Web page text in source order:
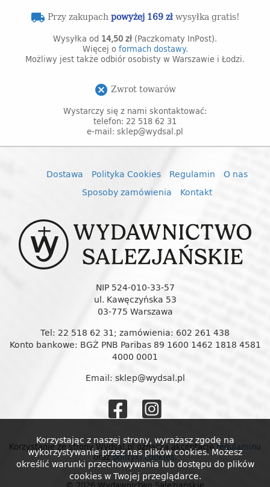
local_shipping Przy zakupachpowyżej 169 złwysyłka gratis!
Wysyłka od 14,50 zł (Paczkomaty InPost).
Więcej o formach dostawy.
Możliwy jest także odbiór osobisty w Warszawie i Łodzi.
cancel Zwrot towarów
Wystarczy się z nami skontaktować:
telefon: 22 518 62 31
e-mail: sklep@wydsal.pl
Dostawa Polityka Cookies Regulamin
O nas
Sposoby zamówienia
Kontakt
NIP 524-010-33-57
ul. Kawęczyńska 53
03-775 Warszawa
Tel: 22 518 62 31; zamówienia: 602 261 438
Konto bankowe: BGŻ PNB Paribas 89 1600 1462 1818 4581
4000 0001
Email: sklep@wydsal.pl
Salezjańskie
na na
Korzystanie ze strony Wydsal.pl oznacza akceptacjęregulaminu
orazpolityki cookies.
Korzystając z naszej strony, wyrażasz zgodę na
wykorzystywanie przez nas plików cookies. Możesz
określić warunki przechowywania lub dostępu do plików
cookies w Twojej przeglądarce.